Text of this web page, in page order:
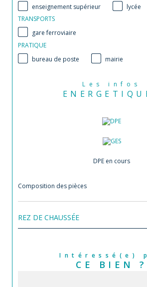
enseignement supérieur
lycée
TRANSPORTS
gare ferroviaire
PRATIQUE
bureau de poste
mairie
Les infos
DPE en cours
Composition des pièces
REZ DE CHAUSSÉE
Intéressé(e)
CE BIEN ?